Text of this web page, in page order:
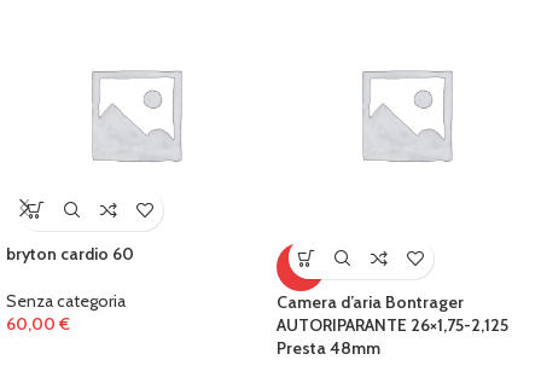
bryton cardio 60
Senza categoria
60,00 €
-5%
Camera d’aria Bontrager
AUTORIPARANTE 26×1,75-2,125
Presta 48mm